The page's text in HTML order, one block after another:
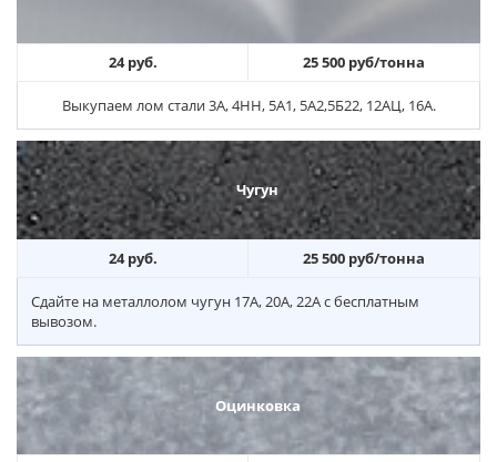
24 руб. 25 500 руб/тонна
Выкупаем лом стали 3А, 4НН, 5А1, 5А2,5Б22, 12АЦ, 16А.
Чугун
24 руб. 25 500 руб/тонна
Сдайте на металлолом чугун 17А, 20А, 22А с бесплатным
вывозом.
Оцинковка